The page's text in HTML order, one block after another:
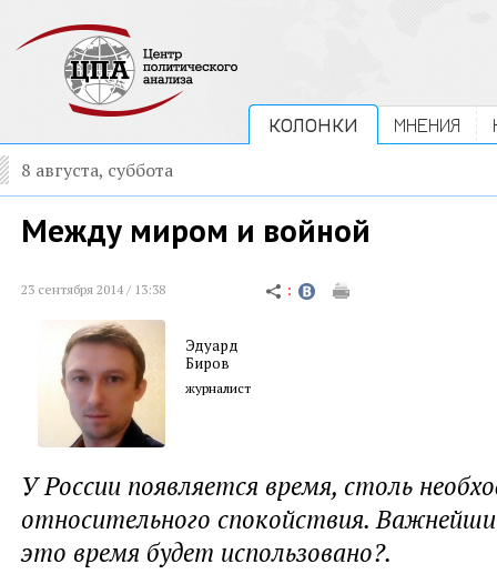
КОЛОНКИ МНЕНИЯ
8 августа, суббота
Между миром и войной
23 сентября 2014 / 13:38
Эдуард
Биров
журналист
У России появляется время, столь
относительного спокойствия.
это время будет использовано?.